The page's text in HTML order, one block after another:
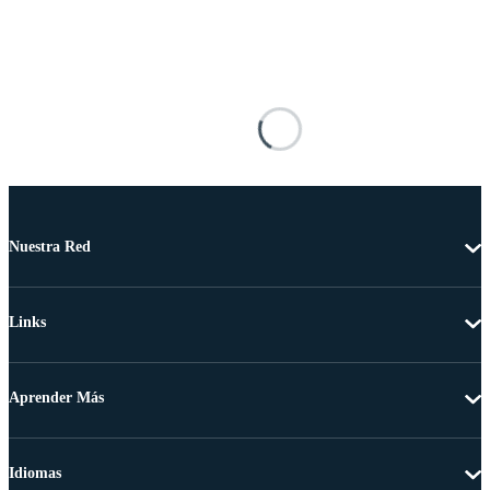
Nuestra Red
Links
Aprender Más
Idiomas